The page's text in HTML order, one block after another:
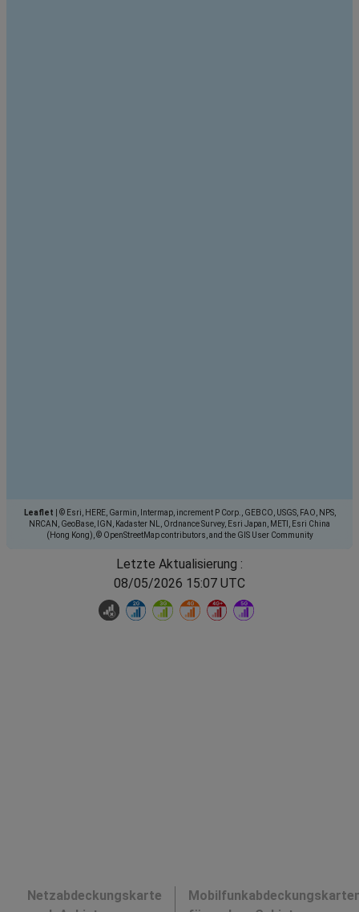
Leaflet
© Esri, HERE, Garmin, Intermap, increment P Corp., GEBCO, USGS, FAO, NPS,
NRCAN, GeoBase, IGN, Kadaster NL, Ordnance Survey, Esri Japan, METI, Esri China
(Hong Kong), © OpenStreetMap contributors, and the GIS User Community
Letzte Aktualisierung :
08/05/2026 15:07 UTC
Netzabdeckungskarte